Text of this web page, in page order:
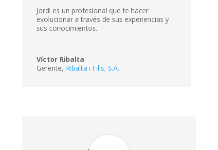
Jordi es un profesional que te hacer
evolucionar a través de sus experiencias y
sus conocimientos.
Víctor Ribalta
Gerente, Ribalta i Fills, S.A.